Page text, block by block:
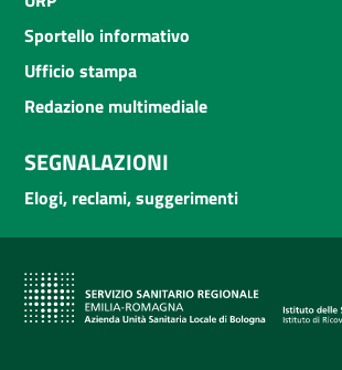
Sportello informativo
Ufficio stampa
Redazione multimediale
SEGNALAZIONI
Elogi, reclami, suggerimenti